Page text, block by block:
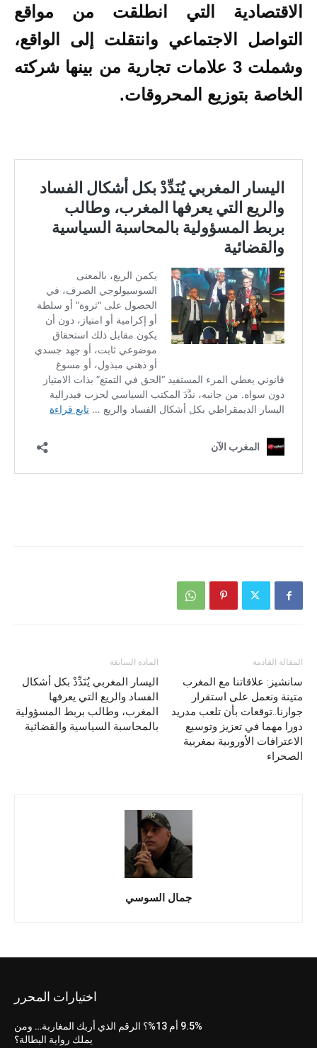
الاقتصادية التي انطلقت من مواقع
التواصل الاجتماعي وانتقلت إلى الواقع،
وشملت 3 علامات تجارية من بينها شركته
الخاصة بتوزيع المحروقات.
المادة السابقة
اليسار المغربي يُنَدِّدْ بكل أشكال
الفساد والريع التي يعرفها
المغرب، وطالب بربط المسؤولية
بالمحاسبة السياسية والقضائية
المقالة القادمة
سانشيز: علاقاتنا مع المغرب
متينة ونعمل على استقرار
جوارنا..توقعات بأن تلعب مدريد
دورا مهما في تعزيز وتوسيع
الاعترافات الأوروبية بمغربية
الصحراء
جمال السوسي
اختيارات المحرر
9.5% أم 13%؟ الرقم الذي أربك المغاربة… ومن
يملك رواية البطالة؟